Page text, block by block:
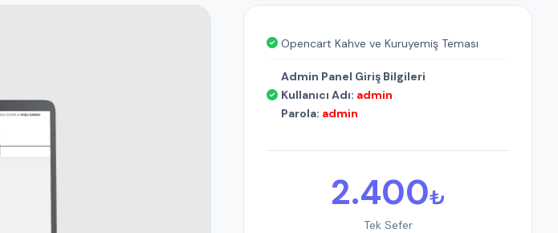
Opencart Kahve ve Kuruyemiş Teması
Admin Panel Giriş Bilgileri
Kullanıcı Adı: admin
Parola: admin
2.400₺
Tek Sefer